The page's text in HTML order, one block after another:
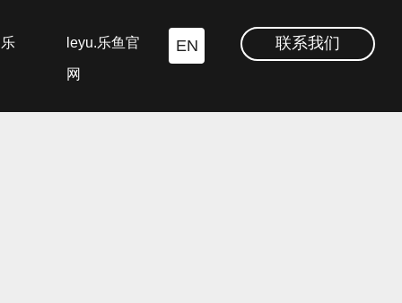
leyu.乐鱼官
网
EN 联系我们